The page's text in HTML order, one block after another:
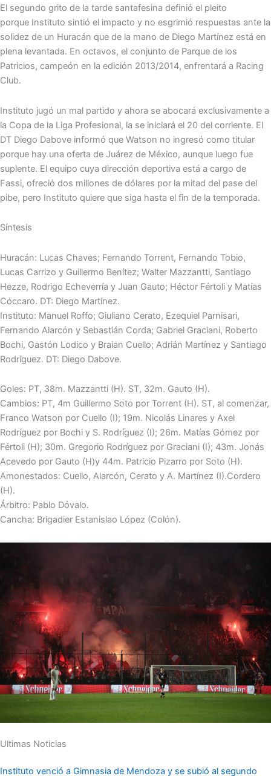
El segundo grito de la tarde santafesina definió el pleito
porque Instituto sintió el impacto y no esgrimió respuestas ante la
solidez de un Huracán que de la mano de Diego Martínez está en
plena levantada. En octavos, el conjunto de Parque de los
Patricios, campeón en la edición 2013/2014, enfrentará a Racing
Club.
Instituto jugó un mal partido y ahora se abocará exclusivamente a
la Copa de la Liga Profesional, la se iniciará el 20 del corriente. El
DT Diego Dabove informó que Watson no ingresó como titular
porque hay una oferta de Juárez de México, aunque luego fue
suplente. El equipo cuya dirección deportiva está a cargo de
Fassi, ofreció dos millones de dólares por la mitad del pase del
pibe, pero Instituto quiere que siga hasta el fin de la temporada.
Síntesis
Huracán: Lucas Chaves; Fernando Torrent, Fernando Tobio,
Lucas Carrizo y Guillermo Benítez; Walter Mazzantti, Santiago
Hezze, Rodrigo Echeverría y Juan Gauto; Héctor Fértoli y Matías
Cóccaro. DT: Diego Martínez.
Instituto: Manuel Roffo; Giuliano Cerato, Ezequiel Parnisari,
Fernando Alarcón y Sebastián Corda; Gabriel Graciani, Roberto
Bochi, Gastón Lodico y Braian Cuello; Adrián Martínez y Santiago
Rodríguez. DT: Diego Dabove.
Goles: PT, 38m. Mazzantti (H). ST, 32m. Gauto (H).
Cambios: PT, 4m Guillermo Soto por Torrent (H). ST, al comenzar,
Franco Watson por Cuello (I); 19m. Nicolás Linares y Axel
Rodríguez por Bochi y S. Rodríguez (I); 26m. Matías Gómez por
Fértoli (H); 30m. Gregorio Rodríguez por Graciani (I); 43m. Jonás
Acevedo por Gauto (H)y 44m. Patricio Pizarro por Soto (H).
Amonestados: Cuello, Alarcón, Cerato y A. Martínez (I).Cordero
(H).
Árbitro: Pablo Dóvalo.
Cancha: Brigadier Estanislao López (Colón).
Ultimas Noticias
Instituto venció a Gimnasia de Mendoza y se subió al segundo